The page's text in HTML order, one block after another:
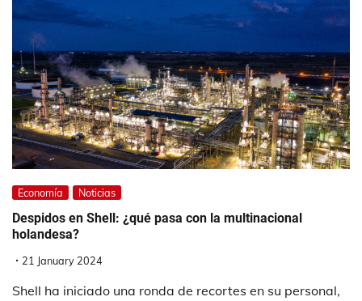
Economía Noticias
Despidos en Shell: ¿qué pasa con la multinacional
holandesa?
21 January 2024
Shell ha iniciado una ronda de recortes en su personal,